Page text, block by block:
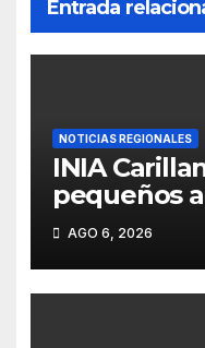
Entrada
NOTICIAS REGIONALES
INIA
pequeños
Araucanía
AGO 6, 2026